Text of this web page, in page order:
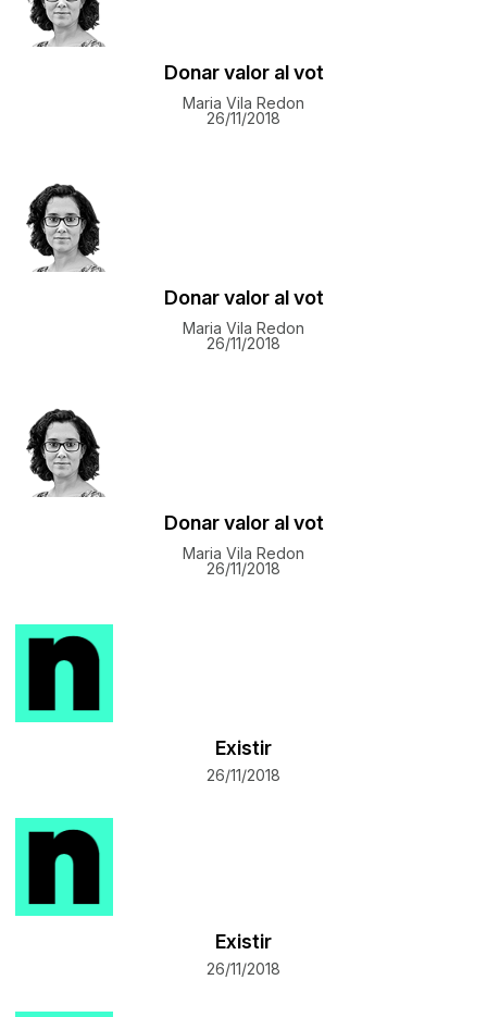
Donar valor al vot
Maria Vila Redon
26/11/2018
Donar valor al vot
Maria Vila Redon
26/11/2018
Donar valor al vot
Maria Vila Redon
26/11/2018
Existir
26/11/2018
Existir
26/11/2018